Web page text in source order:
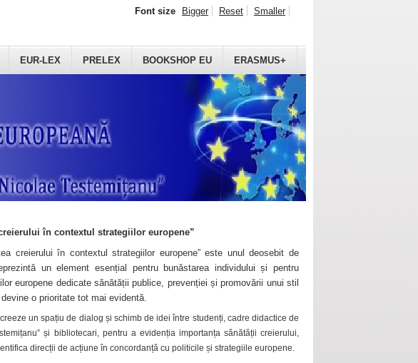
EUR-LEX PRELEX BOOKSHOP EU ERASMUS+
Font size Bigger Reset Smaller
în contextul strategiilor europene”
creierului în contextul strategiilor europene” este unul deosebit de
un element esențial pentru bunăstarea individului și pentru
europene dedicate sănătății publice, prevenției și promovării unui stil
o prioritate tot mai evidentă.
un spațiu de dialog și schimb de idei între studenți, cadre didactice de
și bibliotecari, pentru a evidenția importanța sănătății creierului,
direcții de acțiune în concordanță cu politicile și strategiile europene.